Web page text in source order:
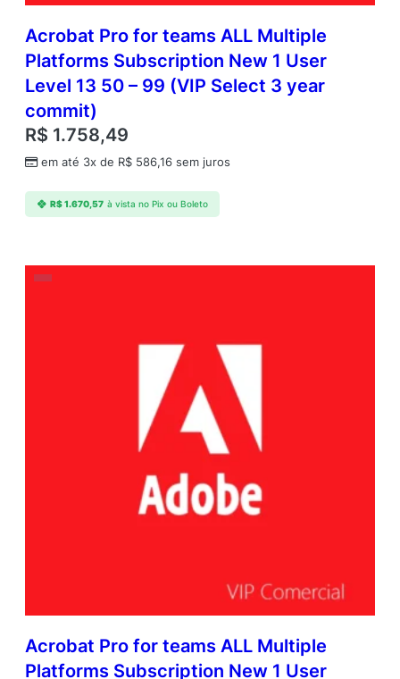
Acrobat Pro for teams ALL Multiple
Platforms Subscription New 1 User
Level 13 50 – 99 (VIP Select 3 year
commit)
R$ 1.758,49
em até 3x de R$ 586,16 sem juros
R$1.670,57 à vista no Pix ou Boleto
Acrobat Pro for teams ALL Multiple
Platforms Subscription New 1 User